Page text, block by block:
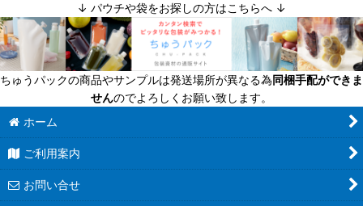
ジャム瓶（ツイストキャップの広口保存瓶） (全商品)
ミニ（〜110ｍｌ）
小（110〜170ｍｌ）
中（170〜270ｍｌ）
大（270ｍｌ〜）
↓ パウチや袋をお探しの方はこちらへ ↓
ちゅうパックの商品やサンプルは発送場所が異なる為同梱手配ができま
せんのでよろしくお願い致します。
ホーム
ご利用案内
お問い合せ